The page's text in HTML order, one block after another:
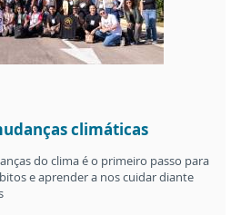
climáticas
do clima é o primeiro passo para
e aprender a nos cuidar diante